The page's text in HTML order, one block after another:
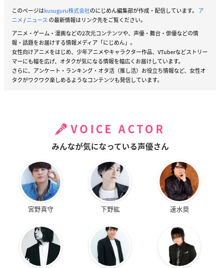
このページはkusuguru株式会社のにじめん編集部が作成・配信しています。 ア
ニメ/ニュース の最新情報はリンク先をご覧ください。
アニメ・ゲーム・漫画などの2次元コンテンツや、声優・舞台・俳優などの情
報・話題をお届けする情報メディア「にじめん」。
女性向けアニメをはじめ、少年アニメやキャラクター作品、VTuberなどストリー
マーにも幅を広げ、オタクが気になる情報を幅広くお届けしています。
さらに、アンケート・ランキング・オタ活（推し活）お役立ち情報など、女性オ
タクがワクワク楽しめるようなコンテンツも発信しています。
VOICE ACTOR
みんなが気になっている声優さん
宮野真守 下野紘 速水奨